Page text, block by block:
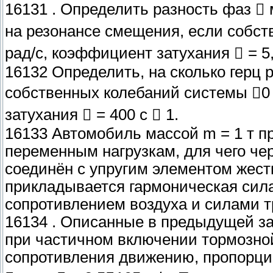
16131 . Определить разность фаз
на резонансе смещения, если
рад/с, коэффициент затухания  =
16132 Определить, на сколько герц
собственных колебаний системы
затухания  = 400 с  1.
16133 Автомобиль массой m = 1 т
переменным нагрузкам, для чего
соединён с упругим элементом
прикладывается гармоническая
сопротивлением воздуха и силами
16134 . Описанные в предыдущей
при частичном включении
сопротивления движению,